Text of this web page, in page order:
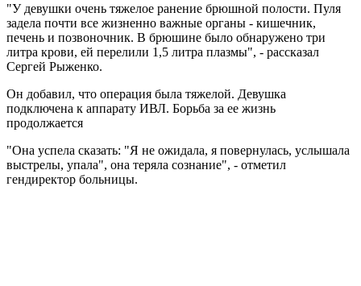
"У девушки очень тяжелое ранение брюшной полости. Пуля
задела почти все жизненно важные органы - кишечник,
печень и позвоночник. В брюшине было обнаружено три
литра крови, ей перелили 1,5 литра плазмы", - рассказал
Сергей Рыженко.
Он добавил, что операция была тяжелой. Девушка
подключена к аппарату ИВЛ. Борьба за ее жизнь
продолжается
"Она успела сказать: "Я не ожидала, я повернулась, услышала
выстрелы, упала", она теряла сознание", - отметил
гендиректор больницы.